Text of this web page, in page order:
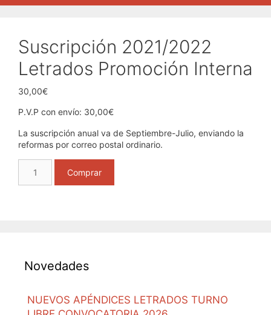
Suscripción 2021/2022
Letrados Promoción Interna
30,00€
P.V.P con envío: 30,00€
La suscripción anual va de Septiembre-Julio, enviando la
reformas por correo postal ordinario.
2021/2022
Letrados
Comprar
Novedades
NUEVOS APÉNDICES LETRADOS TURNO